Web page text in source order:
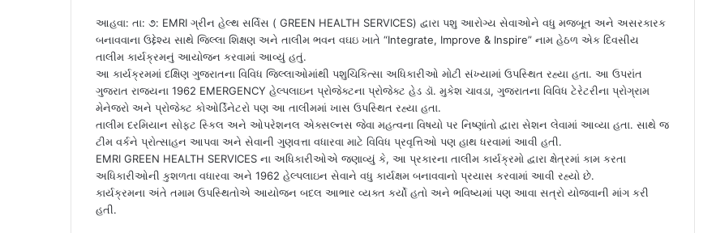
આહવા: તા: ૭: EMRI ગ્રીન હેલ્થ સર્વિસ ( GREEN HEALTH SERVICES) દ્વારા પશુ આરોગ્ય સેવાઓને વધુ મજબૂત અને અસરકારક
બનાવવાના ઉદ્દેશ્ય સાથે જિલ્લા શિક્ષણ અને તાલીમ ભવન વઘઇ ખાતે “Integrate, Improve & Inspire” નામ હેઠળ એક દિવસીય
તાલીમ કાર્યક્રમનું આયોજન કરવામાં આવ્યું હતું.
આ કાર્યક્રમમાં દક્ષિણ ગુજરાતના વિવિધ જિલ્લાઓમાંથી પશુચિકિત્સા અધિકારીઓ મોટી સંખ્યામાં ઉપસ્થિત રહ્યા હતા. આ ઉપરાંત
ગુજરાત રાજ્યના 1962 EMERGENCY હેલ્પલાઇન પ્રોજેક્ટના પ્રોજેક્ટ હેડ ડૉ. મુકેશ ચાવડા, ગુજરાતના વિવિધ ટેરેટરીના પ્રોગ્રામ
મેનેજરો અને પ્રોજેક્ટ કોઓર્ડિનેટરો પણ આ તાલીમમાં ખાસ ઉપસ્થિત રહ્યા હતા.
તાલીમ દરમિયાન સોફ્ટ સ્કિલ અને ઓપરેશનલ એક્સલ્નસ જેવા મહત્વના વિષયો પર નિષ્ણાંતો દ્વારા સેશન લેવામાં આવ્યા હતા. સાથે જ
ટીમ વર્કને પ્રોત્સાહન આપવા અને સેવાની ગુણવત્તા વધારવા માટે વિવિધ પ્રવૃત્તિઓ પણ હાથ ધરવામાં આવી હતી.
EMRI GREEN HEALTH SERVICES ના અધિકારીઓએ જણાવ્યું કે, આ પ્રકારના તાલીમ કાર્યક્રમો દ્વારા ક્ષેત્રમાં કામ કરતા
અધિકારીઓની કુશળતા વધારવા અને 1962 હેલ્પલાઇન સેવાને વધુ કાર્યક્ષમ બનાવવાનો પ્રયાસ કરવામાં આવી રહ્યો છે.
કાર્યક્રમના અંતે તમામ ઉપસ્થિતોએ આયોજન બદલ આભાર વ્યક્ત કર્યો હતો અને ભવિષ્યમાં પણ આવા સત્રો યોજવાની માંગ કરી
હતી.